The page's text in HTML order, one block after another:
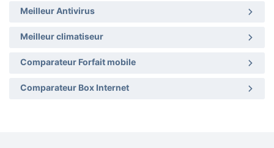
Meilleur Antivirus
Meilleur climatiseur
Comparateur Forfait mobile
Comparateur Box Internet